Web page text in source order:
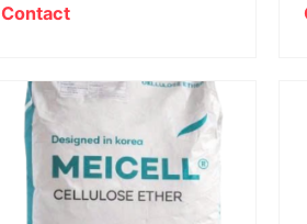
Contact